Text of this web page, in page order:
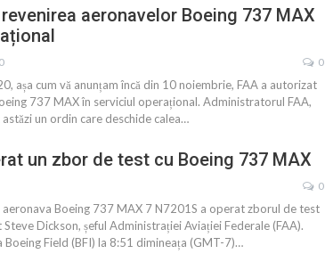
aeronavelor Boeing 737 MAX
0
așa cum vă anunțam încă din 10 noiembrie, FAA a autorizat
737 MAX în serviciul operațional. Administratorul FAA,
un ordin care deschide calea…
un zbor de test cu Boeing 737 MAX
0
Boeing 737 MAX 7 N7201S a operat zborul de test
Steve Dickson, șeful Administrației Aviației Federale (FAA).
Field (BFI) la 8:51 dimineața (GMT-7)…